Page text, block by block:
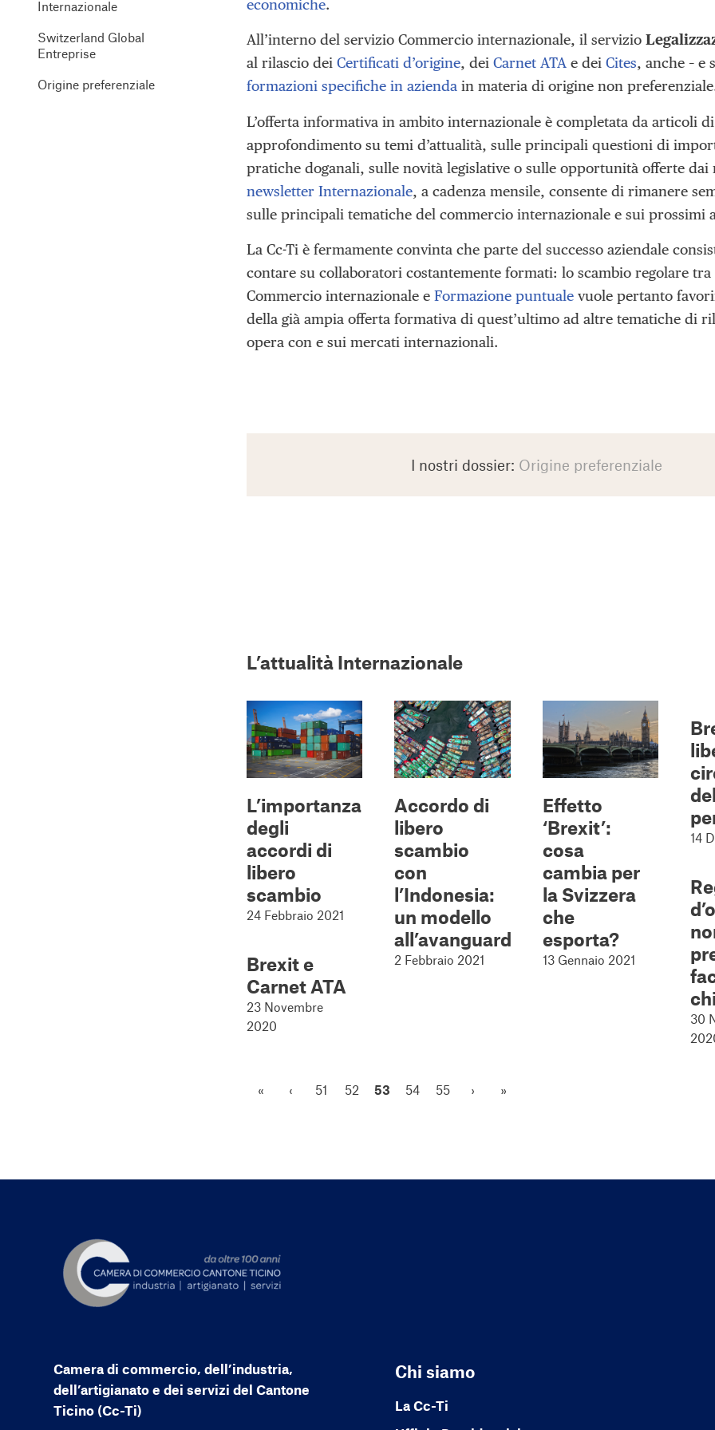
Internazionale
Switzerland Global
Entreprise
Origine preferenziale
economiche.
All’interno del servizio Commercio internazionale, il servizio
al rilascio dei Certificati d’origine, dei Carnet ATA e dei Cites, anche – e
formazioni specifiche in azienda in materia di origine non
L’offerta informativa in ambito internazionale è completata da articoli di
approfondimento su temi d’attualità, sulle principali questioni di
pratiche doganali, sulle novità legislative o sulle opportunità offerte dai
newsletter Internazionale, a cadenza mensile, consente di rimanere
sulle principali tematiche del commercio internazionale e sui prossimi
La Cc-Ti è fermamente convinta che parte del successo aziendale
contare su collaboratori costantemente formati: lo scambio regolare
Commercio internazionale e Formazione puntuale vuole pertanto
della già ampia offerta formativa di quest’ultimo ad altre tematiche di
opera con e sui mercati internazionali.
I nostri dossier: Origine preferenziale
L’attualità Internazionale
L’importanza
degli
accordi di
libero
scambio
24 Febbraio 2021
Accordo di
libero
scambio
con
l’Indonesia:
un modello
all’avanguardia
2 Febbraio 2021
Effetto
‘Brexit’:
cosa
cambia per
la Svizzera
che
esporta?
13 Gennaio 2021
14
30
Brexit e
Carnet ATA
23 Novembre
2020
« ‹ 51 52 53 54 55 › »
Camera di commercio, dell’industria,
dell’artigianato e dei servizi del Cantone
Ticino (Cc-Ti)
Chi siamo
La Cc-Ti